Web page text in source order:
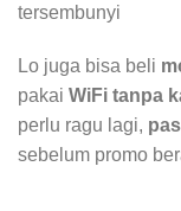
tersembunyi
Lo juga bisa beli
pakai WiFi tanpa
perlu ragu lagi,
sebelum promo